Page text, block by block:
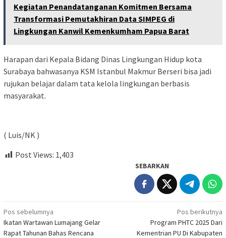
Kegiatan Penandatanganan Komitmen Bersama
Transformasi Pemutakhiran Data SIMPEG di
Lingkungan Kanwil Kemenkumham Papua Barat
Harapan dari Kepala Bidang Dinas Lingkungan Hidup kota
Surabaya bahwasanya KSM Istanbul Makmur Berseri bisa jadi
rujukan belajar dalam tata kelola lingkungan berbasis
masyarakat.
( Luis/NK )
Post Views: 1,403
SEBARKAN
Navigasi
pos
Pos sebelumnya
Ikatan Wartawan Lumajang Gelar
Rapat Tahunan Bahas Rencana
Pos berikutnya
Program PHTC 2025 Dari
Kementrian PU Di Kabupaten